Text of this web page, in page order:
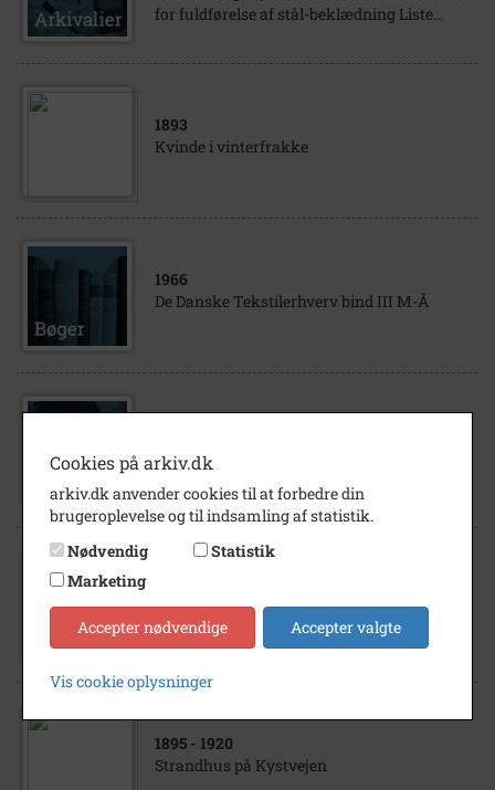
for fuldførelse af stål-beklædning Liste...
1893
Kvinde i vinterfrakke
1966
De Danske Tekstilerhverv bind III M-Å
London Herremagasin
Mineslund - alle ubekendte. Måske
køkkenpersonale og håndværker. I...
1895 - 1920
Strandhus på Kystvejen
Cookies på arkiv.dk
arkiv.dk anvender cookies til at forbedre din
brugeroplevelse og til indsamling af statistik.
Nødvendig
Statistik
Marketing
Accepter nødvendige Accepter valgte
Vis cookie oplysninger